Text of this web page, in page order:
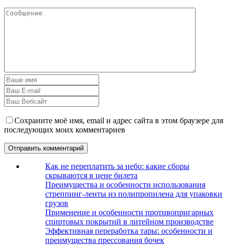
Сохраните моё имя, email и адрес сайта в этом браузере для
последующих моих комментариев
Как не переплатить за небо: какие сборы
скрываются в цене билета
Преимущества и особенности использования
стреппинг-ленты из полипропилена для упаковки
грузов
Применение и особенности противопригарных
спиртовых покрытий в литейном производстве
Эффективная переработка тары: особенности и
преимущества прессования бочек